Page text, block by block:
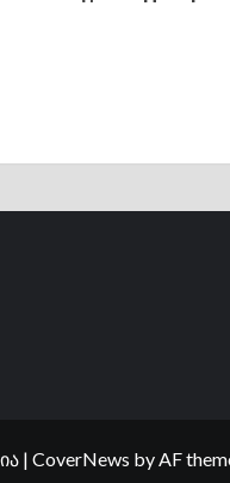
| CoverNews by AF